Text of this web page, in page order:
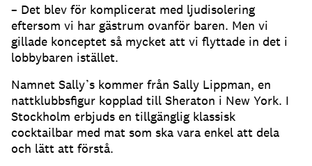
– Det blev för komplicerat med ljudisolering
eftersom vi har gästrum ovanför baren. Men vi
gillade konceptet så mycket att vi flyttade in det i
lobbybaren istället.
Namnet Sally’s kommer från Sally Lippman, en
nattklubbsfigur kopplad till Sheraton i New York. I
Stockholm erbjuds en tillgänglig klassisk
cocktailbar med mat som ska vara enkel att dela
och lätt att förstå.